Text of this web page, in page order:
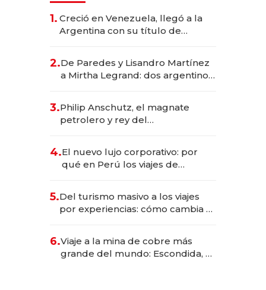
1. Creció en Venezuela, llegó a la
Argentina con su título de
las marcas "fast premium"
2.De Paredes y Lisandro Martínez
a Mirtha Legrand: dos argentinos
3.Philip Anschutz, el magnate
petrolero y rey del
Fénix
4.El nuevo lujo corporativo: por
qué en Perú los viajes de
transformadoras
5.Del turismo masivo a los viajes
por experiencias: cómo cambia el
6.Viaje a la mina de cobre más
grande del mundo: Escondida, el